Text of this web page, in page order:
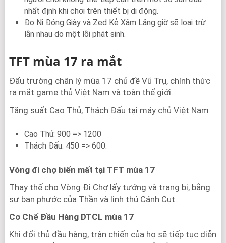
nhất định khi chơi trên thiết bị di động.
Đo Ni Đóng Giày và Zed Kẻ Xâm Lăng giờ sẽ loại trừ
lẫn nhau do một lỗi phát sinh.
TFT mùa 17 ra mắt
Đấu trường chân lý mùa 17 chủ đề Vũ Trụ, chính thức
ra mắt game thủ Việt Nam và toàn thế giới.
Tăng suất Cao Thủ, Thách Đấu tại máy chủ Việt Nam
Cao Thủ: 900 => 1200
Thách Đấu: 450 => 600.
Vòng đi chợ biến mất tại TFT mùa 17
Thay thế cho Vòng Đi Chợ lấy tướng và trang bị, bằng
sự ban phước của Thần và linh thú Cánh Cụt.
Cơ Chế Đầu Hàng DTCL mùa 17
Khi đối thủ đầu hàng, trận chiến của họ sẽ tiếp tục diễn